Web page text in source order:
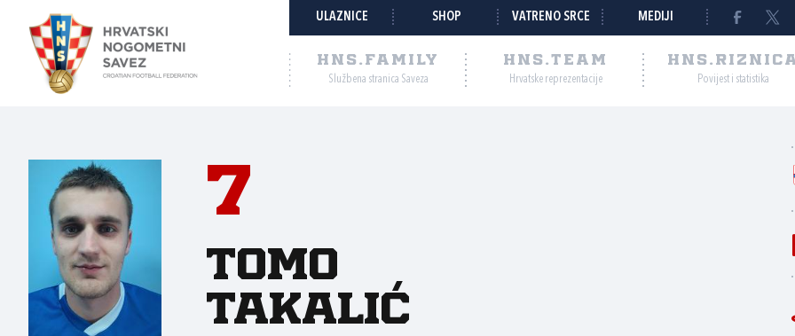
ULAZNICE SHOP VATRENO SRCE MEDIJI
HNS.FAMILY
Službena stranica Saveza
HNS.TEAM
Hrvatske reprezentacije Povijest i statistika
7
Tomo
Takalić